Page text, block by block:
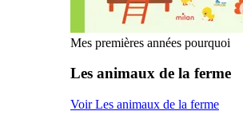
Mes premières années pourquoi
Les animaux de la ferme
Voir Les animaux de la ferme